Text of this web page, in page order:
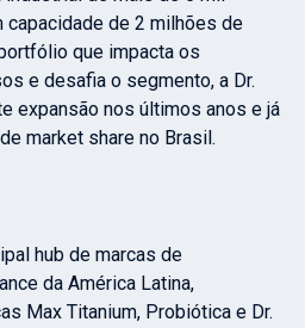
de 2 milhões de
que impacta os
e desafia o segmento, a Dr.
expansão nos últimos anos e já
market share no Brasil.
hub de marcas de
da América Latina,
Max Titanium, Probiótica e Dr.